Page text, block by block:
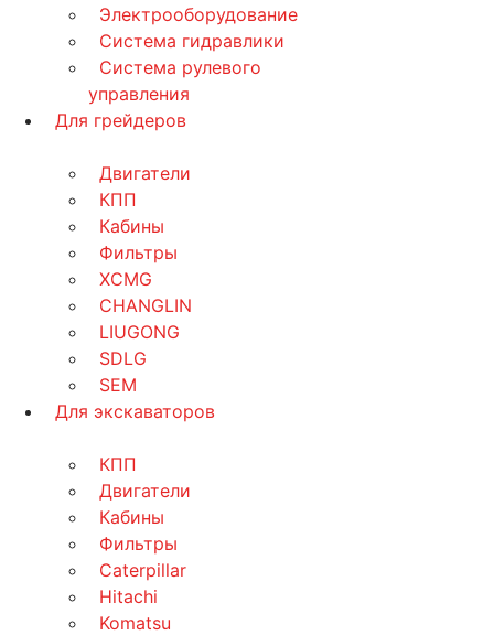
Электрооборудование
Система гидравлики
Система рулевого
управления
Для грейдеров
Двигатели
КПП
Кабины
Фильтры
XCMG
CHANGLIN
LIUGONG
SDLG
SEM
Для экскаваторов
КПП
Двигатели
Кабины
Фильтры
Caterpillar
Hitachi
Komatsu